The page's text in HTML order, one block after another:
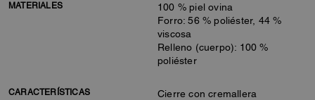
MATERIALES
100 % piel ovina
Forro: 56 % poliéster, 44 %
viscosa
Relleno (cuerpo): 100 %
poliéster
CARACTERÍSTICAS
Cierre con cremallera